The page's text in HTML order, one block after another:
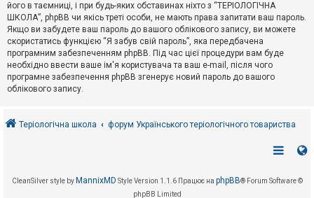
його в таємниці, і при будь-яких обставинах ніхто з “ТЕРІОЛОГІЧНА
ШКОЛА”, phpBB чи якісь треті особи, не мають права запитати ваш пароль.
Якщо ви забудете ваш пароль до вашого облікового запису, ви можете
скористатись функцією “Я забув свій пароль”, яка передбачена
програмним забезпеченням phpBB. Під час цієї процедури вам буде
необхідно ввести ваше ім'я користувача та ваш e-mail, після чого
програмне забезпечення phpBB згенерує новий пароль до вашого
облікового запису.
Теріологічна школа форум Українського теріологічного товариства
CleanSilver style by MannixMD Style Version 1.1.6 Працює на phpBB® Forum Software ©
phpBB Limited